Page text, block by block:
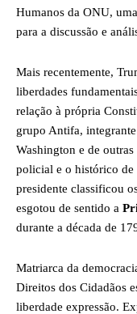
Humanos da ONU,
para a discussão e
Mais recentemente,
liberdades
relação à própria
grupo Antifa,
Washington e de
policial e o histórico de
presidente classificou
esgotou de sentido a
durante a década de
Matriarca da
Direitos dos Cidadãos
liberdade expressão.